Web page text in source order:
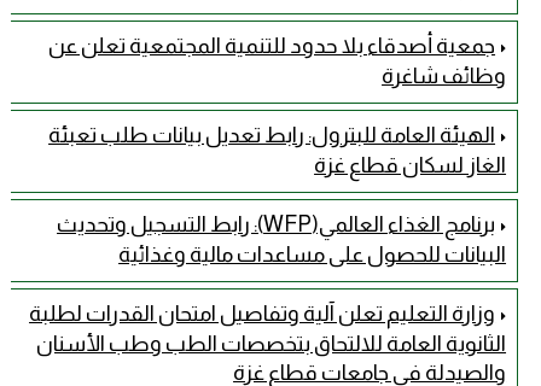
جمعية أصدقاء بلا حدود للتنمية المجتمعية تعلن عن
وظائف شاغرة
الهيئة العامة للبترول: رابط تعديل بيانات طلب تعبئة
الغاز لسكان قطاع غزة
برنامج الغذاء العالمي(WFP): رابط التسجيل وتحديث
البيانات للحصول على مساعدات مالية وغذائية
وزارة التعليم تعلن آلية وتفاصيل امتحان القدرات لطلبة
الثانوية العامة للالتحاق بتخصصات الطب وطب الأسنان
والصيدلة في جامعات قطاع غزة